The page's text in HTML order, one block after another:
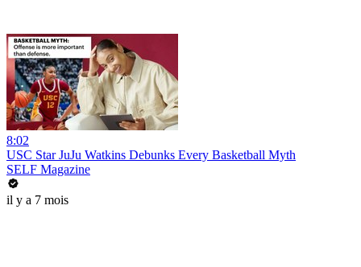
8:02
USC Star JuJu Watkins Debunks Every Basketball Myth
SELF Magazine
il y a 7 mois